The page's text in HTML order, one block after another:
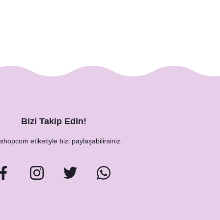
Bizi Takip Edin!
etiketiyle bizi paylaşabilirsiniz.